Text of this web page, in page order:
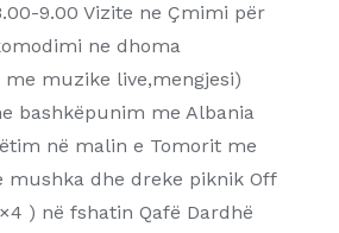
9.00 Vizite ne Çmimi për
ne dhoma
me muzike live,mengjesi)
bashkëpunim me Albania
në malin e Tomorit me
mushka dhe dreke piknik Off
) në fshatin Qafë Dardhë